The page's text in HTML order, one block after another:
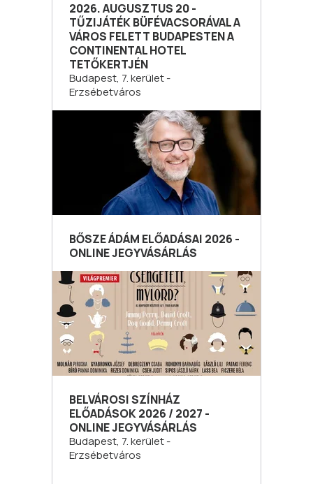
2026. AUGUSZTUS 20 -
TŰZIJÁTÉK BÜFÉVACSORÁVAL A
VÁROS FELETT BUDAPESTEN A
CONTINENTAL HOTEL
TETŐKERTJÉN
Budapest, 7. kerület -
Erzsébetváros
BŐSZE ÁDÁM ELŐADÁSAI 2026 -
ONLINE JEGYVÁSÁRLÁS
BELVÁROSI SZÍNHÁZ
ELŐADÁSOK 2026 / 2027 -
ONLINE JEGYVÁSÁRLÁS
Budapest, 7. kerület -
Erzsébetváros